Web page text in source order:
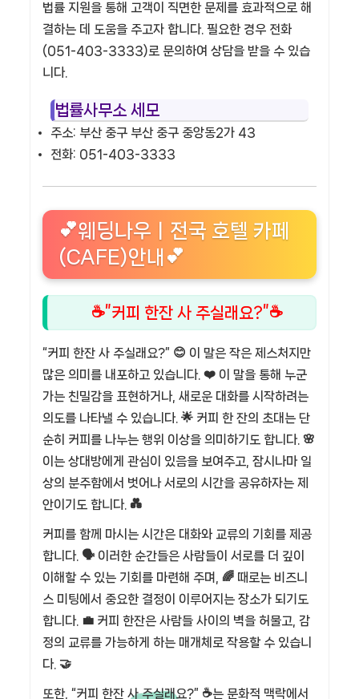
법률 지원을 통해 고객이 직면한 문제를 효과적으로 해
결하는 데 도움을 주고자 합니다. 필요한 경우 전화
(051-403-3333)로 문의하여 상담을 받을 수 있습
니다.
법률사무소 세모
주소: 부산 중구 부산 중구 중앙동2가 43
전화: 051-403-3333
💕웨딩나우ㅣ전국 호텔 카페
(CAFE)안내💕
☕”커피 한잔 사 주실래요?”☕
“커피 한잔 사 주실래요?” 😊 이 말은 작은 제스처지만
많은 의미를 내포하고 있습니다. ❤️ 이 말을 통해 누군
가는 친밀감을 표현하거나, 새로운 대화를 시작하려는
의도를 나타낼 수 있습니다. 🌟 커피 한 잔의 초대는 단
순히 커피를 나누는 행위 이상을 의미하기도 합니다. 🌸
이는 상대방에게 관심이 있음을 보여주고, 잠시나마 일
상의 분주함에서 벗어나 서로의 시간을 공유하자는 제
안이기도 합니다. 💑
커피를 함께 마시는 시간은 대화와 교류의 기회를 제공
합니다. 🗣️ 이러한 순간들은 사람들이 서로를 더 깊이
이해할 수 있는 기회를 마련해 주며, 🌈 때로는 비즈니
스 미팅에서 중요한 결정이 이루어지는 장소가 되기도
합니다. 💼 커피 한잔은 사람들 사이의 벽을 허물고, 감
정의 교류를 가능하게 하는 매개체로 작용할 수 있습니
다. 🤝
또한, “커피 한잔 사 주실래요?” ☕는 문화적 맥락에서